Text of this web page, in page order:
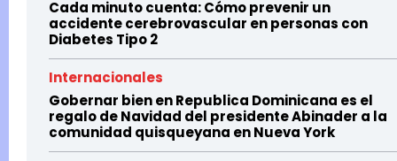
Cada minuto cuenta: Cómo prevenir un
accidente cerebrovascular en personas con
Diabetes Tipo 2
Internacionales
Gobernar bien en Republica Dominicana es el
regalo de Navidad del presidente Abinader a la
comunidad quisqueyana en Nueva York